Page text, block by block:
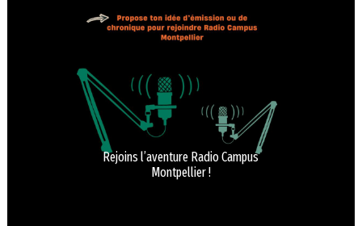
Rejoins l’aventure Radio Campus
Montpellier !